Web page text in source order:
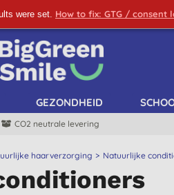
were set. How to fix: GTG / consent
GEZONDHEID
CO2 neutrale levering
haarverzorging Natuurlijke